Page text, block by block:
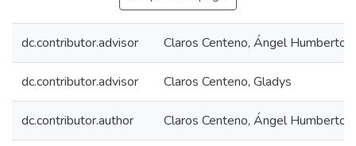
dc.contributor.advisor Claros Centeno, Ángel Humberto
dc.contributor.advisor Claros Centeno, Gladys
dc.contributor.author Claros Centeno, Ángel Humberto